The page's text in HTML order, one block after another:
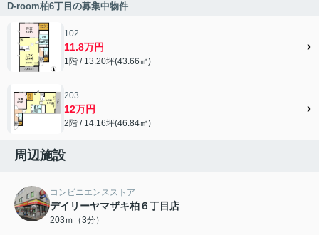
D-room柏6丁目の募集中物件
102
11.8万円
1階 / 13.20坪(43.66㎡)
203
12万円
2階 / 14.16坪(46.84㎡)
周辺施設
コンビニエンスストア
デイリーヤマザキ柏６丁目店
203ｍ（3分）